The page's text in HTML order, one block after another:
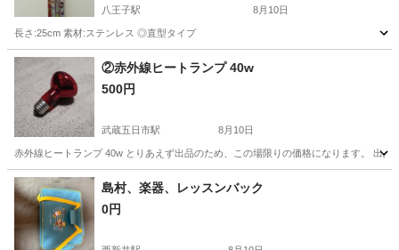
八王子駅 8月10日
長さ:25cm 素材:ステンレス ◎直型タイプ
東京 八王子市 八王子駅 その他
②赤外線ヒートランプ 40w
500円
武蔵五日市駅 8月10日
赤外線ヒートランプ 40w とりあえず出品のため、この場限りの価格になります。 出
東京 あきる野市 武蔵五日市駅 その他
島村、楽器、レッスンバック
0円